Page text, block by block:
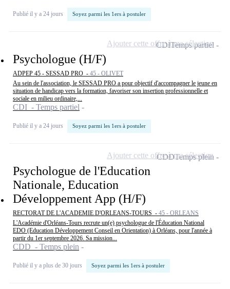
Publié il y a 24 jours Soyez parmi les 1ers à postuler
Psychologue (H/F)
ADPEP 45 - SESSAD PRO - 45 - OLIVET
Au sein de l'association, le SESSAD PRO a pour objectif d'accompagner le jeune en
situation de handicap vers la formation, favoriser son insertion professionnelle et
sociale en milieu ordinaire,...
CDI - Temps partiel
Publié il y a 24 jours Soyez parmi les 1ers à postuler
CDITemps partiel
Ajouter cette offre à ma sélection
Psychologue de l'Education
Nationale, Education
Développement App (H/F)
RECTORAT DE L'ACADEMIE D'ORLEANS-TOURS - 45 - ORLEANS
L'Académie d'Orléans-Tours recrute un(e) psychologue de l'Éducation National
EDO (Education Développement Conseil en Orientation) à Orléans, pour l'année à
partir du 1er septembre 2026. Sa mission...
CDD - Temps plein
Publié il y a plus de 30 jours Soyez parmi les 1ers à postuler
CDDTemps plein
Ajouter cette offre à ma sélection